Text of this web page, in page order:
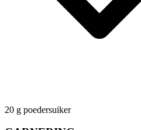
20 g poedersuiker